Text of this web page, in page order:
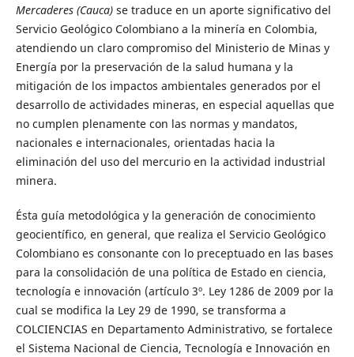
Mercaderes (Cauca)se traduce en un aporte significativo del
Servicio Geológico Colombiano a la minería en Colombia,
atendiendo un claro compromiso del Ministerio de Minas y
Energía por la preservación de la salud humana y la
mitigación de los impactos ambientales generados por el
desarrollo de actividades mineras, en especial aquellas que
no cumplen plenamente con las normas y mandatos,
nacionales e internacionales, orientadas hacia la
eliminación del uso del mercurio en la actividad industrial
minera.
Ésta guía metodológica y la generación de conocimiento
geocientífico, en general, que realiza el Servicio Geológico
Colombiano es consonante con lo preceptuado en las bases
para la consolidación de una política de Estado en ciencia,
tecnología e innovación (artículo 3º. Ley 1286 de 2009 por la
cual se modifica la Ley 29 de 1990, se transforma a
COLCIENCIAS en Departamento Administrativo, se fortalece
el Sistema Nacional de Ciencia, Tecnología e Innovación en